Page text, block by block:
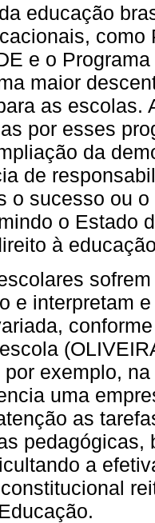
educação
como
e o
maior
as escolas.
por esses
da
de
o sucesso ou
o Estado
à
e interpretam
exemplo,
uma
as
a